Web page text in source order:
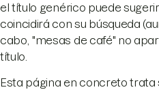
el título genérico puede
coincidirá con su búsqueda
cabo, "mesas de café" no
título.
Esta página en concreto trata